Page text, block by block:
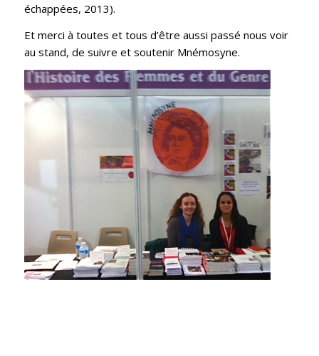
échappées, 2013).
Et merci à toutes et tous d’être aussi passé nous voir
au stand, de suivre et soutenir Mnémosyne.